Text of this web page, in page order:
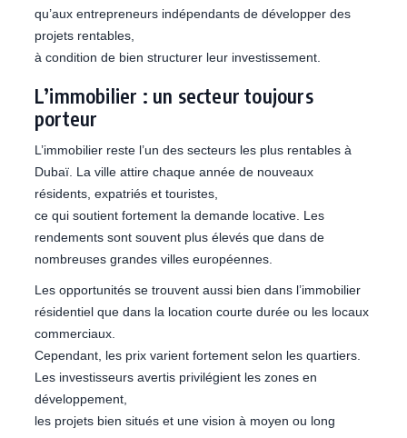
qu’aux entrepreneurs indépendants de développer des
projets rentables,
à condition de bien structurer leur investissement.
L’immobilier : un secteur toujours
porteur
L’immobilier reste l’un des secteurs les plus rentables à
Dubaï. La ville attire chaque année de nouveaux
résidents, expatriés et touristes,
ce qui soutient fortement la demande locative. Les
rendements sont souvent plus élevés que dans de
nombreuses grandes villes européennes.
Les opportunités se trouvent aussi bien dans l’immobilier
résidentiel que dans la location courte durée ou les locaux
commerciaux.
Cependant, les prix varient fortement selon les quartiers.
Les investisseurs avertis privilégient les zones en
développement,
les projets bien situés et une vision à moyen ou long